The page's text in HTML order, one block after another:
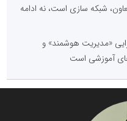
شبکه سازی است، نه ادامه
«مدیریت هوشمند» و
آموزشی است